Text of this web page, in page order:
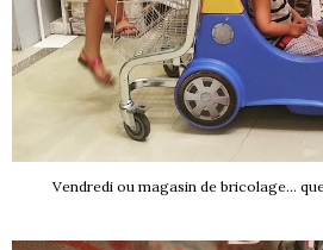
Vendredi ou magasin de bricolage...